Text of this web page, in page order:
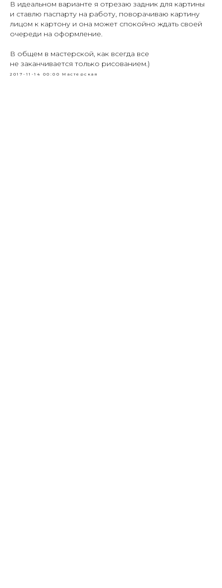
В идеальном варианте я отрезаю задник для картины
и ставлю паспарту на работу, поворачиваю картину
лицом к картону и она может спокойно ждать своей
очереди на оформление.
В общем в мастерской, как всегда все
не заканчивается только рисованием.)
2017-11-14 00:00 Мастерская